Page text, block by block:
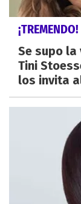
¡TREMENDO!
Se supo
Tini
los invita